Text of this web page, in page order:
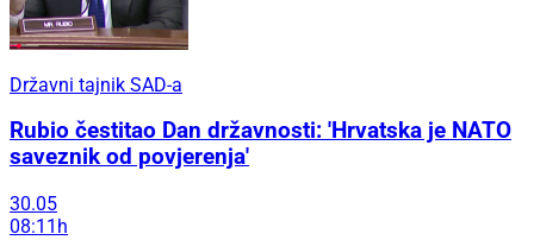
Državni tajnik SAD-a
Rubio čestitao Dan državnosti: 'Hrvatska je NATO
saveznik od povjerenja'
30.05
08:11h